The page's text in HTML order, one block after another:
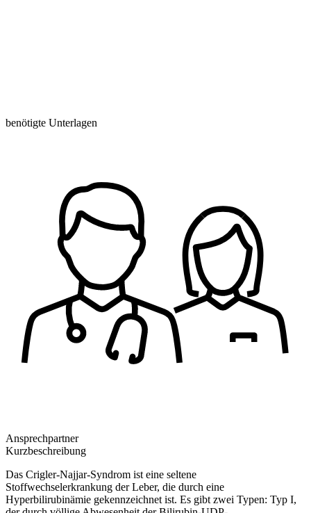
benötigte Unterlagen
Ansprechpartner
Kurzbeschreibung
Das Crigler-Najjar-Syndrom ist eine seltene
Stoffwechselerkrankung der Leber, die durch eine
Hyperbilirubinämie gekennzeichnet ist. Es gibt zwei Typen: Typ I,